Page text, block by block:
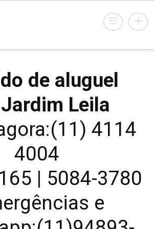
de aluguel
Leila
4114
4004
| 5084-3780
e